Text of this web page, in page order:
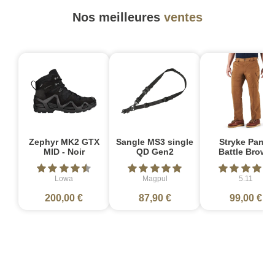
Nos meilleures ventes
Zephyr MK2 GTX
MID - Noir
Lowa
200,00 €
Sangle MS3 single
QD Gen2
Magpul
87,90 €
Stryke Pant -
Battle Brown
5.11
99,00 €